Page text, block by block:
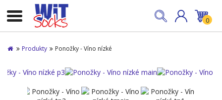
0
Produkty Ponožky - Víno nízké